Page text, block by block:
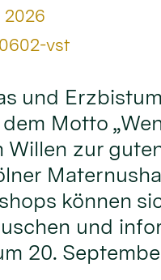
2026
vst
und
Motto
Willen zur
können
und
20.